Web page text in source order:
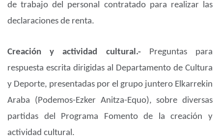
de trabajo del personal contratado para realizar las
declaraciones de renta.
Creación y actividad cultural.- Preguntas para
respuesta escrita dirigidas al Departamento de Cultura
y Deporte, presentadas por el grupo juntero Elkarrekin
Araba (Podemos-Ezker Anitza-Equo), sobre diversas
partidas del Programa Fomento de la creación y
actividad cultural.